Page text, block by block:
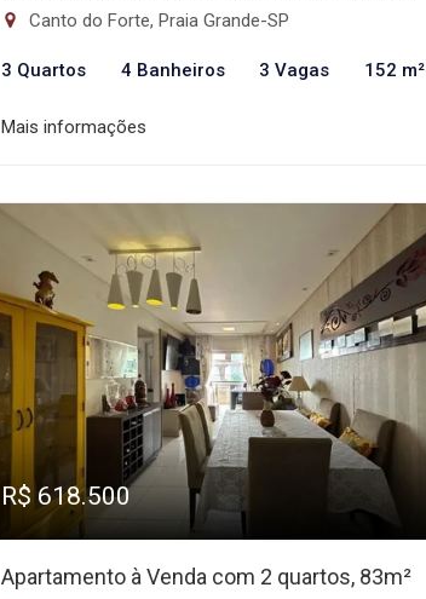
Canto do Forte, Praia Grande-SP
3 Quartos 4 Banheiros 3 Vagas 152 m²
Mais informações
R$ 618.500
Apartamento à Venda com 2 quartos, 83m²